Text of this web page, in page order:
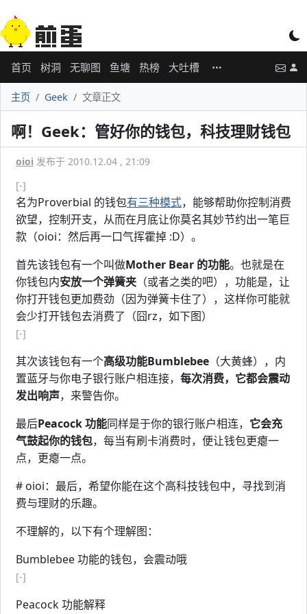
首页 树洞 无聊图 鱼塘 热榜 大吐槽
主页 Geek 文章正文
啊！Geek：管好你的钱包，科技理财钱包
oioi 发布于 2010.12.04 , 21:09
[-]
名为Proverbial 的钱包有三种模式，能够帮助你控制消费
欲望，控制开支，从而在月底让你莫名其妙节约出一笔巨
款（oioi：然后再一口气挥霍掉 :D）。
首先该钱包有一个叫做Mother Bear 的功能。也就是在
你钱包内安放一个弹簧夹 （或者之类的吧），功能是，让
你打开钱包更加费劲（因为弹簧卡住了），这样你可能就
会少打开钱包去消费了（囧rz，如下图）
[-]
其次该钱包有一个高级功能Bumblebee （大黄蜂），内
置蓝牙与你电子银行账户相连接， 每次消费，它都会震动
发出响声，来警告你。
最后Peacock 功能同样是于你的银行账户相连， 它会充
气鼓起你的钱包，每当有刷卡消费时，便让钱包更瘪一
点，更瘪一点。
# oioi：最后，希望你能在这个高科技钱包中，寻找到消
费与理财的乐趣。
不理解的，以下有个理解图：
Bumblebee 功能的钱包，会震动哦
[-]
Peacock 功能解释